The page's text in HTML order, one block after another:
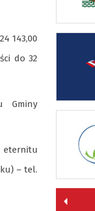
143,00
do 32
Gminy
eternitu
– tel.